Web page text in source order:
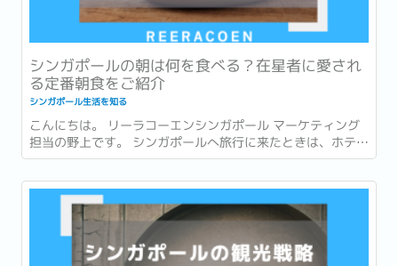
シンガポールの朝は何を食べる？在星者に愛され
る定番朝食をご紹介
シンガポール生活を知る
こんにちは。 リーラコーエンシンガポール マーケティング
担当の野上です。 シンガポールへ旅行に来たときは、ホテル
での朝食を楽しんだり、有名店でローカルグルメを味わった
りすることが多いかもしれません。 一方で、実際に暮らし始
めると、「朝食」は毎日の生活の一部になります。...